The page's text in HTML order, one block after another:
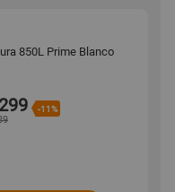
850L Prime Blanco
-11%